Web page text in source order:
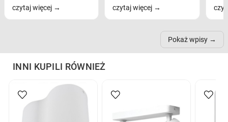
na komfort widzenia,
czytaj więcej
modele na łukowych
nich może przydać się w
czytaj więcej
Pokaż wpisy
INNI KUPILI RÓWNIEŻ